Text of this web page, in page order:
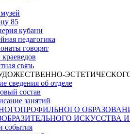
85
кубани
педагогика
говорят
связь
сведения об отделе
состав
занятий
ИСКУССТВА
события